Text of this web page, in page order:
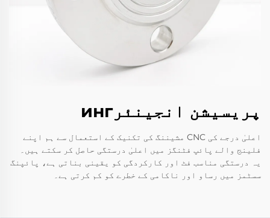
پریسیشن انجینئرинг
اعلیٰ درجے کی CNC مشیننگ کی تکنیک کے استعمال سے ہم اپنے
فلینج والے پائپ فٹنگز میں اعلیٰ درستگی حاصل کر سکتے ہیں۔
یہ درستگی مناسب فٹ اور کارکردگی کو یقینی بناتی ہے، پائپنگ
سسٹمز میں رساو اور ناکامی کے خطرے کو کم کرتی ہے۔